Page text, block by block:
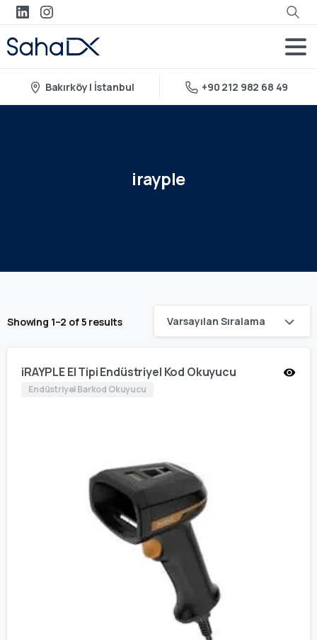
Bakırköy | İstanbul +90 212 982 68 49
irayple
Showing 1–2 of 5 results Varsayılan Sıralama
iRAYPLE El Tipi Endüstriyel Kod Okuyucu
Endüstriyel Barkod Okuyucu